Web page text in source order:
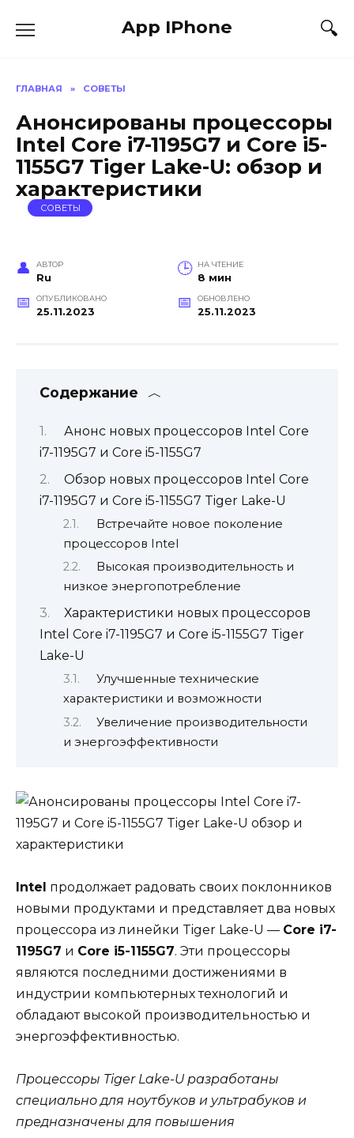
App IPhone
ГЛАВНАЯ » СОВЕТЫ
Анонсированы процессоры
Intel Core i7-1195G7 и Core i5-
1155G7 Tiger Lake-U: обзор и
характеристики
СОВЕТЫ
АВТОР
Ru
НА ЧТЕНИЕ
8 мин
ОПУБЛИКОВАНО
25.11.2023
ОБНОВЛЕНО
25.11.2023
Содержание
Анонс новых процессоров Intel Core
i7-1195G7 и Core i5-1155G7
Обзор новых процессоров Intel Core
i7-1195G7 и Core i5-1155G7 Tiger Lake-U
Встречайте новое поколение
процессоров Intel
Высокая производительность и
низкое энергопотребление
Характеристики новых процессоров
Intel Core i7-1195G7 и Core i5-1155G7 Tiger
Lake-U
Улучшенные технические
характеристики и возможности
Увеличение производительности
и энергоэффективности
Intel продолжает радовать своих поклонников
новыми продуктами и представляет два новых
процессора из линейки Tiger Lake-U — Core i7-
1195G7 и Core i5-1155G7. Эти процессоры
являются последними достижениями в
индустрии компьютерных технологий и
обладают высокой производительностью и
энергоэффективностью.
Процессоры Tiger Lake-U разработаны
специально для ноутбуков и ультрабуков и
предназначены для повышения